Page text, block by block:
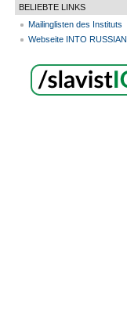
BELIEBTE LINKS
Mailinglisten des Instituts
Webseite INTO RUSSIAN